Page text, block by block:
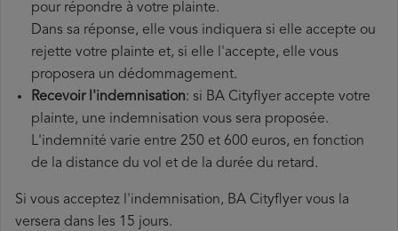
pour répondre à votre plainte.
Dans sa réponse, elle vous indiquera si elle accepte ou
rejette votre plainte et, si elle l'accepte, elle vous
proposera un dédommagement.
Recevoir l'indemnisation: si BA Cityflyer accepte votre
plainte, une indemnisation vous sera proposée.
L'indemnité varie entre 250 et 600 euros, en fonction
de la distance du vol et de la durée du retard.
Si vous acceptez l'indemnisation, BA Cityflyer vous la
versera dans les 15 jours.